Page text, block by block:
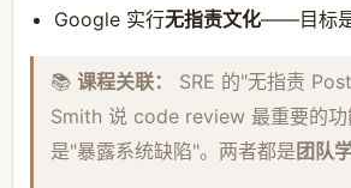
Google 实行无指责文化——目标是
📚课程关联：
SRE 的"无指责
Smith 说 code review 最重要的
是"暴露系统缺陷"。两者都是团队